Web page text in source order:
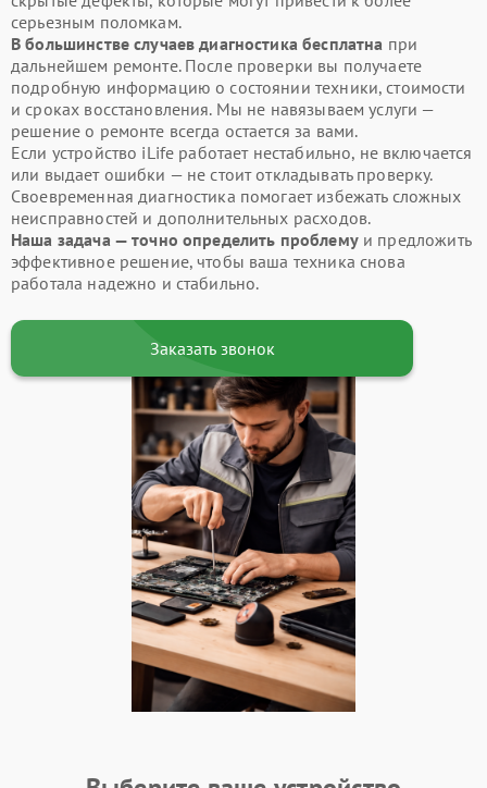
серьезным поломкам.
В большинстве случаев диагностика бесплатна при
дальнейшем ремонте. После проверки вы получаете
подробную информацию о состоянии техники, стоимости
и сроках восстановления. Мы не навязываем услуги —
решение о ремонте всегда остается за вами.
Если устройство iLife работает нестабильно, не включается
или выдает ошибки — не стоит откладывать проверку.
Своевременная диагностика помогает избежать сложных
неисправностей и дополнительных расходов.
Наша задача — точно определить проблемуи предложить
эффективное решение, чтобы ваша техника снова
работала надежно и стабильно.
Заказать звонок